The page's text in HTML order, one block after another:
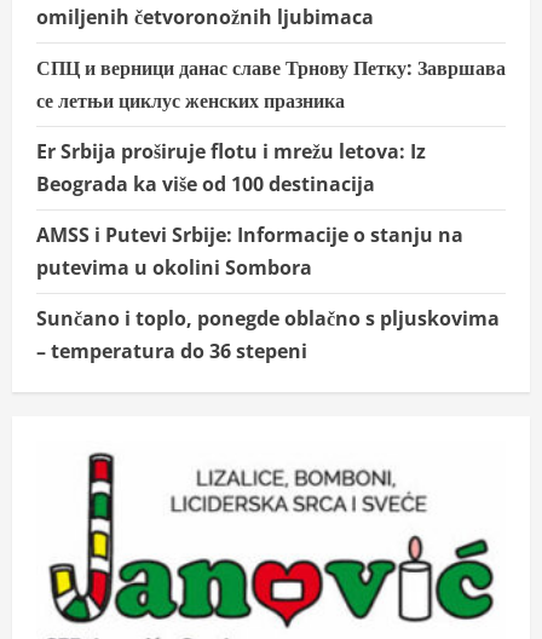
omiljenih četvoronožnih ljubimaca
СПЦ и верници данас славе Трнову Петку: Завршава
се летњи циклус женских празника
Er Srbija proširuje flotu i mrežu letova: Iz
Beograda ka više od 100 destinacija
AMSS i Putevi Srbije: Informacije o stanju na
putevima u okolini Sombora
Sunčano i toplo, ponegde oblačno s pljuskovima
– temperatura do 36 stepeni